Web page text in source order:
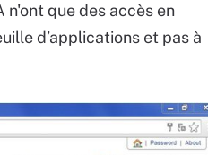
que des accès en
d’applications et pas à